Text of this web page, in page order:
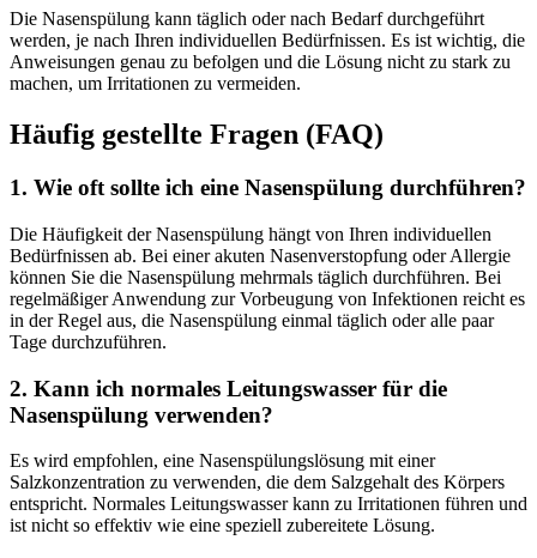
Die Nasenspülung kann täglich oder nach Bedarf durchgeführt
werden, je nach Ihren individuellen Bedürfnissen. Es ist wichtig, die
Anweisungen genau zu befolgen und die Lösung nicht zu stark zu
machen, um Irritationen zu vermeiden.
Häufig gestellte Fragen (FAQ)
1. Wie oft sollte ich eine Nasenspülung durchführen?
Die Häufigkeit der Nasenspülung hängt von Ihren individuellen
Bedürfnissen ab. Bei einer akuten Nasenverstopfung oder Allergie
können Sie die Nasenspülung mehrmals täglich durchführen. Bei
regelmäßiger Anwendung zur Vorbeugung von Infektionen reicht es
in der Regel aus, die Nasenspülung einmal täglich oder alle paar
Tage durchzuführen.
2. Kann ich normales Leitungswasser für die
Nasenspülung verwenden?
Es wird empfohlen, eine Nasenspülungslösung mit einer
Salzkonzentration zu verwenden, die dem Salzgehalt des Körpers
entspricht. Normales Leitungswasser kann zu Irritationen führen und
ist nicht so effektiv wie eine speziell zubereitete Lösung.